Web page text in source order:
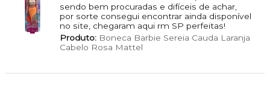
sendo bem procuradas e difíceis de achar,
por sorte consegui encontrar ainda disponível
no site, chegaram aqui rm SP perfeitas!
Produto:Boneca Barbie Sereia Cauda Laranja
Cabelo Rosa Mattel